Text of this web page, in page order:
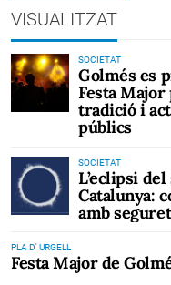
VISUALITZAT
SOCIETAT
Golmés es
Festa Major
tradició i
públics
SOCIETAT
L’eclipsi
Catalunya:
amb
PLA D' URGELL
Festa Major de